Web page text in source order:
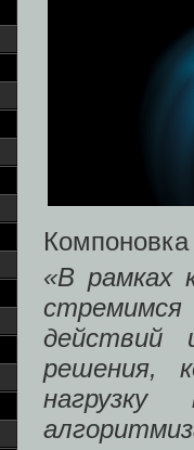
«В рамках
действий
решения,